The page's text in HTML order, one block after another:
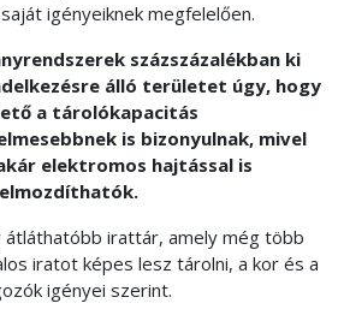
igényeiknek megfelelően.
százszázalékban ki
álló területet úgy, hogy
a tárolókapacitás
is bizonyulnak, mivel
elektromos hajtással is
elmozdíthatók.
irattár, amely még több
iratot képes lesz tárolni, a kor és a
igényei szerint.